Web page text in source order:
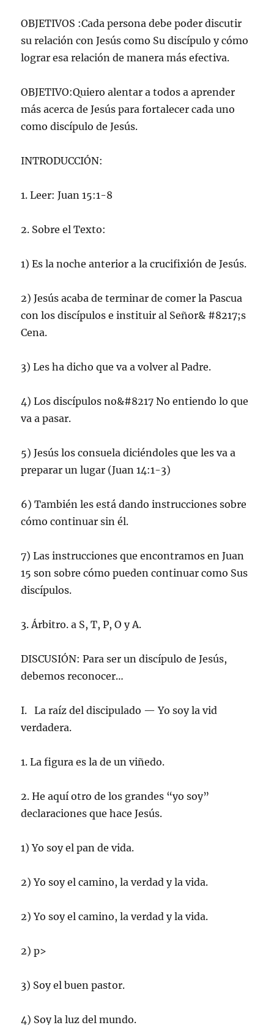
OBJETIVOS :Cada persona debe poder discutir
su relación con Jesús como Su discípulo y cómo
lograr esa relación de manera más efectiva.
OBJETIVO:Quiero alentar a todos a aprender
más acerca de Jesús para fortalecer cada uno
como discípulo de Jesús.
INTRODUCCIÓN:
1. Leer: Juan 15:1-8
2. Sobre el Texto:
1) Es la noche anterior a la crucifixión de Jesús.
2) Jesús acaba de terminar de comer la Pascua
con los discípulos e instituir al Señor& #8217;s
Cena.
3) Les ha dicho que va a volver al Padre.
4) Los discípulos no&#8217 No entiendo lo que
va a pasar.
5) Jesús los consuela diciéndoles que les va a
preparar un lugar (Juan 14:1-3)
6) También les está dando instrucciones sobre
cómo continuar sin él.
7) Las instrucciones que encontramos en Juan
15 son sobre cómo pueden continuar como Sus
discípulos.
3. Árbitro. a S, T, P, O y A.
DISCUSIÓN: Para ser un discípulo de Jesús,
debemos reconocer…
I. La raíz del discipulado — Yo soy la vid
verdadera.
1. La figura es la de un viñedo.
2. He aquí otro de los grandes “yo soy”
declaraciones que hace Jesús.
1) Yo soy el pan de vida.
2) Yo soy el camino, la verdad y la vida.
2) Yo soy el camino, la verdad y la vida.
2) p>
3) Soy el buen pastor.
4) Soy la luz del mundo.